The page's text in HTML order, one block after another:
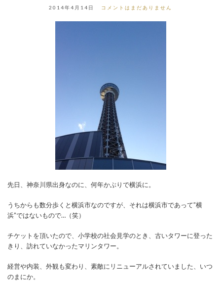
2014年4月14日 コメントはまだありません
先日、神奈川県出身なのに、何年かぶりで横浜に。
うちからも数分歩くと横浜市なのですが、それは横浜市であって”横
浜”ではないもので…（笑）
チケットを頂いたので、小学校の社会見学のとき、古いタワーに登った
きり、訪れていなかったマリンタワー。
経営や内装、外観も変わり、素敵にリニューアルされていました、いつ
のまにか。